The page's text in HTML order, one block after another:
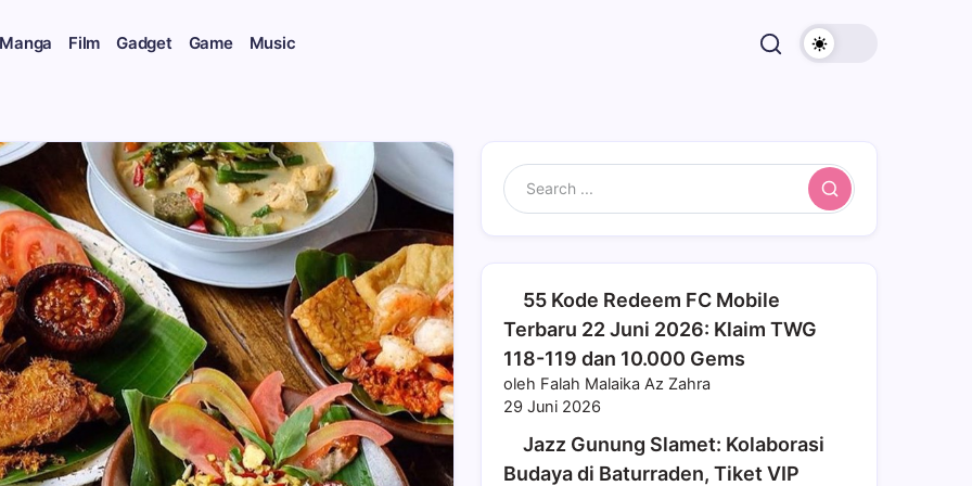
Film Gadget Game Music
Search
55 Kode Redeem FC Mobile
Terbaru 22 Juni 2026: Klaim TWG
118-119 dan 10.000 Gems
oleh Falah Malaika Az Zahra
29 Juni 2026
Jazz Gunung Slamet: Kolaborasi
Budaya di Baturraden, Tiket VIP